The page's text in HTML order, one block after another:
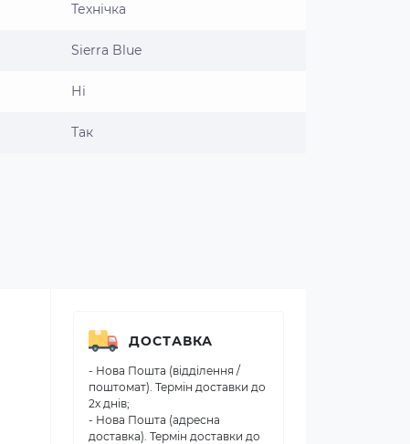
Технічка
Sierra Blue
Ні
Так
ДОСТАВКА
- Нова Пошта (відділення /
поштомат). Термін доставки до
2х днів;
- Нова Пошта (адресна
доставка). Термін доставки до